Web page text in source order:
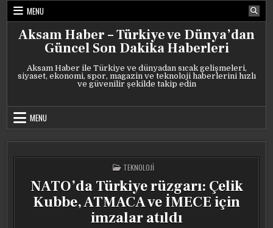
Skip
content
MENU
Aksam Haber – Türkiye ve Dünya’dan
Güncel Son Dakika Haberleri
Aksam Haber ile Türkiye ve dünyadan sıcak gelişmeleri,
siyaset, ekonomi, spor, magazin ve teknoloji haberlerini hızlı
ve güvenilir şekilde takip edin
MENU
POSTED
IN
TEKNOLOJI
NATO’da Türkiye rüzgarı: Çelik
Kubbe, ATMACA ve İMECE için
imzalar atıldı